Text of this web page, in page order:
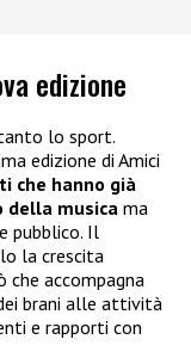
edizione
lo sport.
edizione di Amici
che hanno già
della musica ma
pubblico. Il
la crescita
accompagna
brani alle attività
e rapporti con